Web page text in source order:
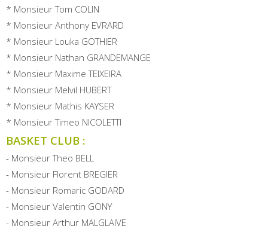
* Monsieur Tom COLIN
* Monsieur Anthony EVRARD
* Monsieur Louka GOTHIER
* Monsieur Nathan GRANDEMANGE
* Monsieur Maxime TEIXEIRA
* Monsieur Melvil HUBERT
* Monsieur Mathis KAYSER
* Monsieur Timeo NICOLETTI
BASKET CLUB :
- Monsieur Theo BELL
- Monsieur Florent BREGIER
- Monsieur Romaric GODARD
- Monsieur Valentin GONY
- Monsieur Arthur MALGLAIVE